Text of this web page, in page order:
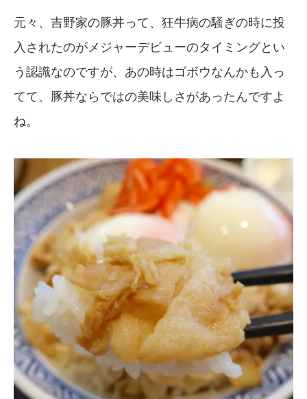
元々、吉野家の豚丼って、狂牛病の騒ぎの時に投
入されたのがメジャーデビューのタイミングとい
う認識なのですが、あの時はゴボウなんかも入っ
てて、豚丼ならではの美味しさがあったんですよ
ね。